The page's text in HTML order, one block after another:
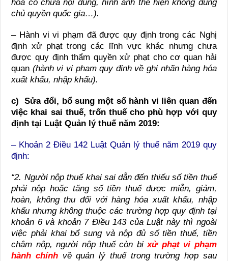
hóa có chứa nội dung, hình ảnh thể hiện không đúng
chủ quyền quốc gia…).
– Hành vi vi phạm đã được quy định trong các Nghị
định xử phạt trong các lĩnh vực khác nhưng chưa
được quy định thẩm quyền xử phạt cho cơ quan hải
quan (hành vi vi phạm quy định về ghi nhãn hàng hóa
xuất khẩu, nhập khẩu).
c) Sửa đổi, bổ sung một số hành vi liên quan đến
việc khai sai thuế, trốn thuế cho phù hợp với quy
định tại Luật Quản lý thuế năm 2019:
– Khoản 2 Điều 142 Luật Quản lý thuế năm 2019 quy
định:
“2. Người nộp thuế khai sai dẫn đến thiếu số tiền thuế
phải nộp hoặc tăng số tiền thuế được miễn, giảm,
hoàn, không thu đối với hàng hóa xuất khẩu, nhập
khẩu nhưng không thuộc các trường hợp quy định tại
khoản 6 và khoản 7 Điều 143 của Luật này thì ngoài
việc phải khai bổ sung và nộp đủ số tiền thuế, tiền
chậm nộp, người nộp thuế còn bịxử phạt vi phạm
hành chínhvề quản lý thuế trong trường hợp sau